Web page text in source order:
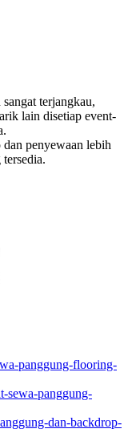
terjangkau,
lain disetiap event-
penyewaan lebih
panggung-flooring-
sewa-panggung-
dan-backdrop-